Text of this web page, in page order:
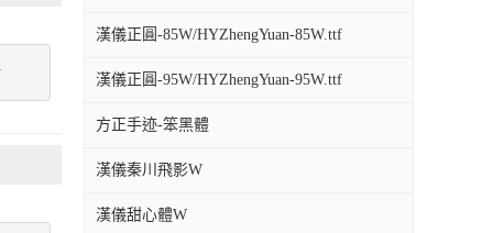
漢儀正圓-85W/HYZhengYuan-85W.ttf
漢儀正圓-95W/HYZhengYuan-95W.ttf
方正手迹-笨黑體
漢儀秦川飛影W
漢儀甜心體W